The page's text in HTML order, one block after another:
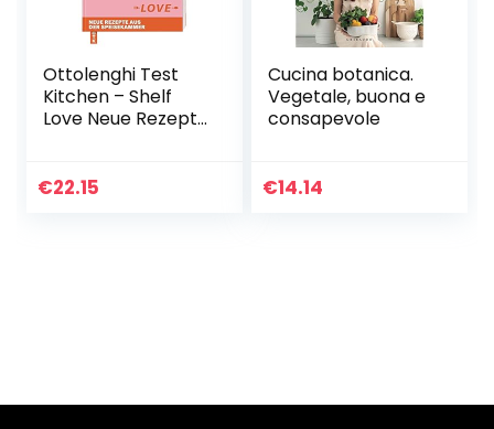
Ottolenghi Test
Kitchen – Shelf
Love Neue Rezepte
Einfach kochen,
€22.15
Cucina botanica.
Vegetale, buona e
consapevole
€14.14